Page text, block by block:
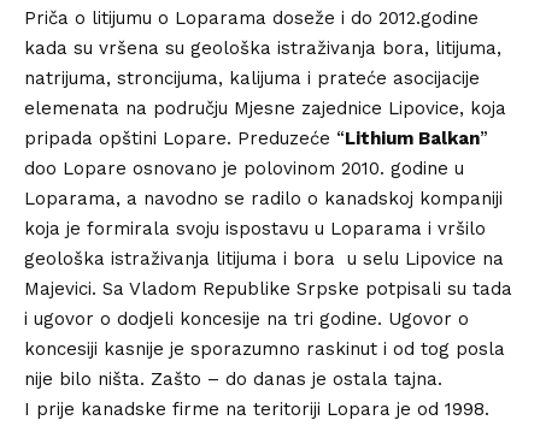
Priča o litijumu o Loparama doseže i do 2012.godine
kada su vršena su geološka istraživanja bora, litijuma,
natrijuma, stroncijuma, kalijuma i prateće asocijacije
elemenata na području Mjesne zajednice Lipovice, koja
pripada opštini Lopare. Preduzeće “Lithium Balkan”
doo Lopare osnovano je polovinom 2010. godine u
Loparama, a navodno se radilo o kanadskoj kompaniji
koja je formirala svoju ispostavu u Loparama i vršilo
geološka istraživanja litijuma i bora u selu Lipovice na
Majevici. Sa Vladom Republike Srpske potpisali su tada
i ugovor o dodjeli koncesije na tri godine. Ugovor o
koncesiji kasnije je sporazumno raskinut i od tog posla
nije bilo ništa. Zašto – do danas je ostala tajna.
I prije kanadske firme na teritoriji Lopara je od 1998.